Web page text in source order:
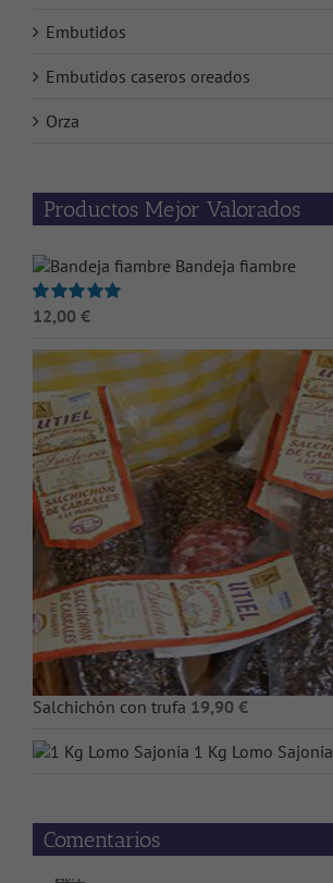
Embutidos
Embutidos caseros oreados
Orza
Productos Mejor Valorados
Bandeja fiambre
Valorado
12,00 €
Salchichón con trufa 19,90 €
1 Kg Lomo Sajonia
Comentarios